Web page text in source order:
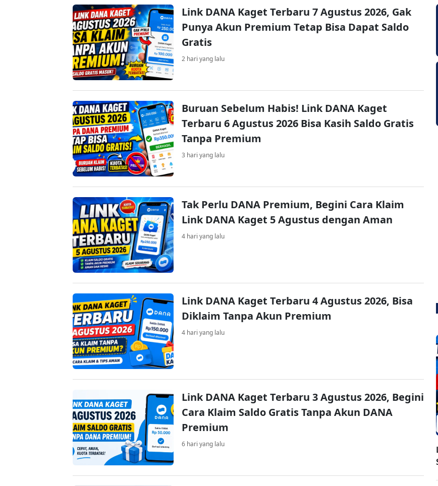
Link DANA Kaget Terbaru 7 Agustus 2026, Gak
Punya Akun Premium Tetap Bisa Dapat Saldo
Gratis
2 hari yang lalu
Buruan Sebelum Habis! Link DANA Kaget
Terbaru 6 Agustus 2026 Bisa Kasih Saldo Gratis
Tanpa Premium
3 hari yang lalu
Tak Perlu DANA Premium, Begini Cara Klaim
Link DANA Kaget 5 Agustus dengan Aman
4 hari yang lalu
Link DANA Kaget Terbaru 4 Agustus 2026, Bisa
Diklaim Tanpa Akun Premium
4 hari yang lalu
Link DANA Kaget Terbaru 3 Agustus 2026, Begini
Cara Klaim Saldo Gratis Tanpa Akun DANA
Premium
6 hari yang lalu